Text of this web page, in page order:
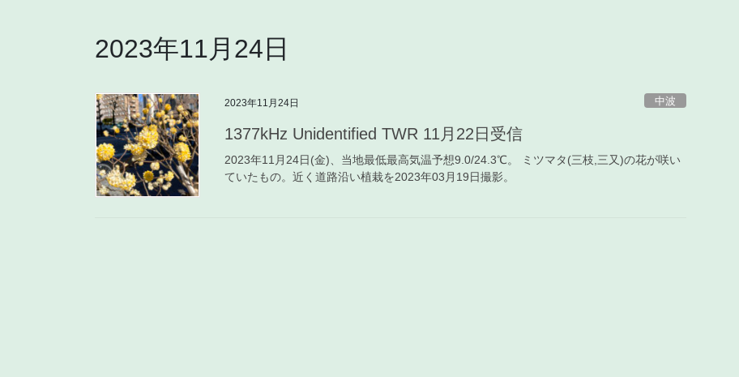
2023年11月24日
2023年11月24日 中波
1377kHz Unidentified TWR 11月22日受信
2023年11月24日(金)、当地最低最高気温予想9.0/24.3℃。 ミツマタ(三枝,三又)の花が咲い
ていたもの。近く道路沿い植栽を2023年03月19日撮影。